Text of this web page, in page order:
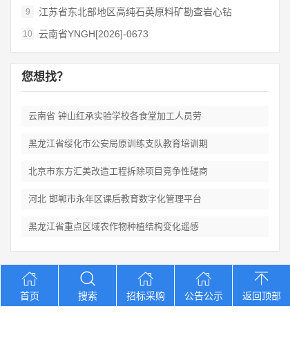
9 江苏省东北部地区高纯石英原料矿勘查岩心钻
10 云南省YNGH[2026]-0673
您想找？
云南省 钟山红承实验学校各食堂加工人员劳
黑龙江省绥化市公安局原训练支队教育培训期
北京市东方汇美改造工程拆除项目竞争性磋商
河北 邯郸市永年区课后教育数字化管理平台
黑龙江省重点区域农作物种植结构变化遥感
Copyright © 2012-2026 中招招标网 版权所有 网站备案号：京
ICP备2023026371号-2
首页 搜索 招标采购 公告公示 返回顶部